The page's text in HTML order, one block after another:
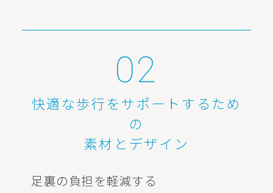
快適な歩行をサポートするため
の
素材とデザイン
足裏の負担を軽減する